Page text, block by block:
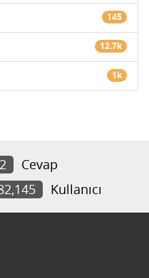
145
12.7k
1k
Cevap
Kullanıcı